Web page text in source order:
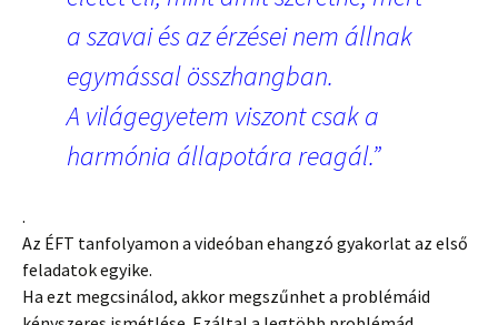
a szavai és az érzései nem állnak
egymással összhangban.
A világegyetem viszont csak a
harmónia állapotára reagál.”
.
Az ÉFT tanfolyamon a videóban ehangzó gyakorlat az első
feladatok egyike.
Ha ezt megcsinálod, akkor megszűnhet a problémáid